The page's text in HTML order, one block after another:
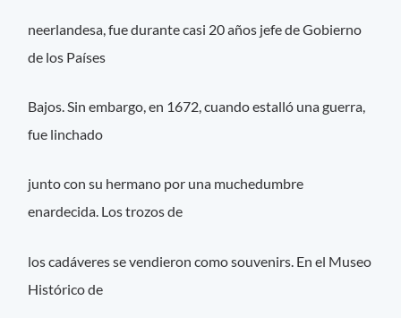
neerlandesa, fue durante casi 20 años jefe de Gobierno
de los Países
Bajos. Sin embargo, en 1672, cuando estalló una guerra,
fue linchado
junto con su hermano por una muchedumbre
enardecida. Los trozos de
los cadáveres se vendieron como souvenirs. En el Museo
Histórico de